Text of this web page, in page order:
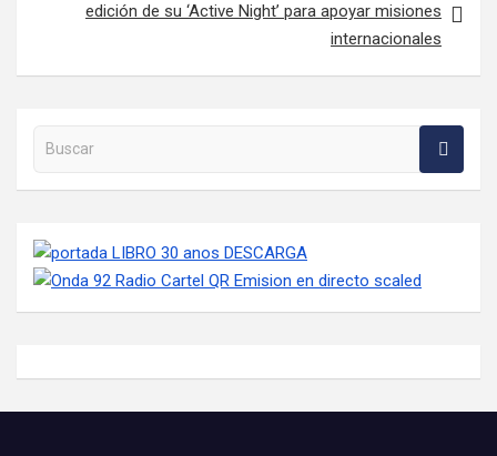
edición de su ‘Active Night’ para apoyar misiones
internacionales
Buscar en la web